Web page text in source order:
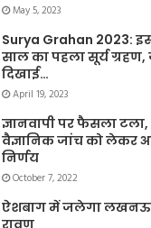
May 5, 2023
Surya Grahan 2023:
साल का पहला सूर्य
दिखाई…
April 19, 2023
ज्ञानवापी पर फैसला
वैज्ञानिक जांच को लेकर
निर्णय
October 7, 2022
ऐशबाग में जलेगा लखनऊ
रावण